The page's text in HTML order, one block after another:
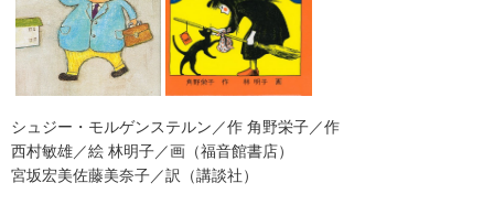
シュジー・モルゲンステルン／作 角野栄子／作
西村敏雄／絵 林明子／画（福音館書店）
宮坂宏美佐藤美奈子／訳（講談社）